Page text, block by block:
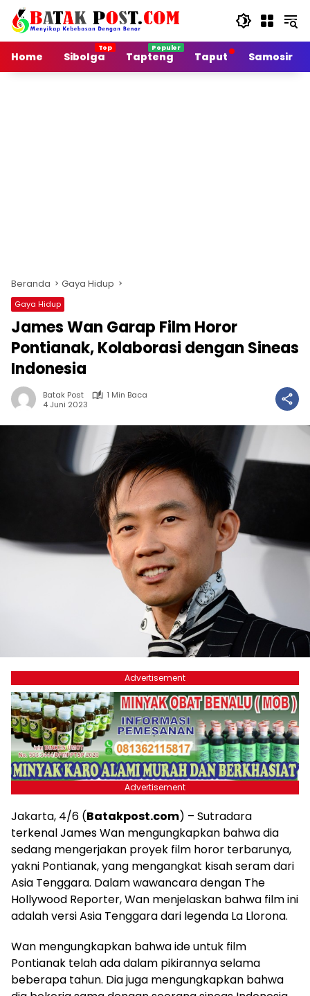
Langsung
konten
Home
Sibolga Tapteng Taput Samosir
Beranda Gaya Hidup
Gaya Hidup
James Wan Garap Film Horor
Pontianak, Kolaborasi dengan Sineas
Indonesia
Batak Post
1 Min Baca
4 Juni 2023
Advertisement
Advertisement
Jakarta, 4/6 (Batakpost.com) – Sutradara
terkenal James Wan mengungkapkan bahwa dia
sedang mengerjakan proyek film horor terbarunya,
yakni Pontianak, yang mengangkat kisah seram dari
Asia Tenggara. Dalam wawancara dengan The
Hollywood Reporter, Wan menjelaskan bahwa film ini
adalah versi Asia Tenggara dari legenda La Llorona.
Wan mengungkapkan bahwa ide untuk film
Pontianak telah ada dalam pikirannya selama
beberapa tahun. Dia juga mengungkapkan bahwa